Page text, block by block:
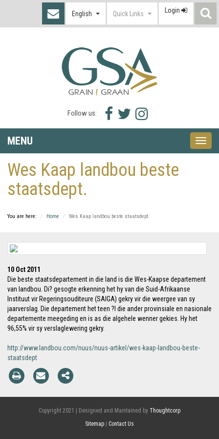
English Quick Links Login
Follow us:
Facebook
icon
Twitter
icon
Instagram
icon
MENU
Toggle
Wes Kaap landbou beste
staatsdept.
You are here: Home Wes Kaap landbou beste staatsdept.
10 Oct 2011
Die beste staatsdepartement in die land is die Wes-Kaapse departement
van landbou. Di? gesogte erkenning het hy van die Suid-Afrikaanse
Instituut vir Regeringsouditeure (SAIGA) gekry vir die weergee van sy
jaarverslag. Die departement het teen ?l die ander provinsiale en nasionale
departemente meegeding en is as die algehele wenner gekies. Hy het
96,55% vir sy verslaglewering gekry.
http://www.landbou.com/nuus/nuus-artikel/wes-kaap-landbou-beste-
staatsdept
Copyright 2021 | Designed and Maintained by Thoughtcorp
Sitemap
Contact Us